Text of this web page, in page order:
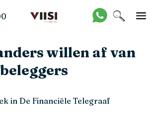
willen af van
in De Financiële Telegraaf